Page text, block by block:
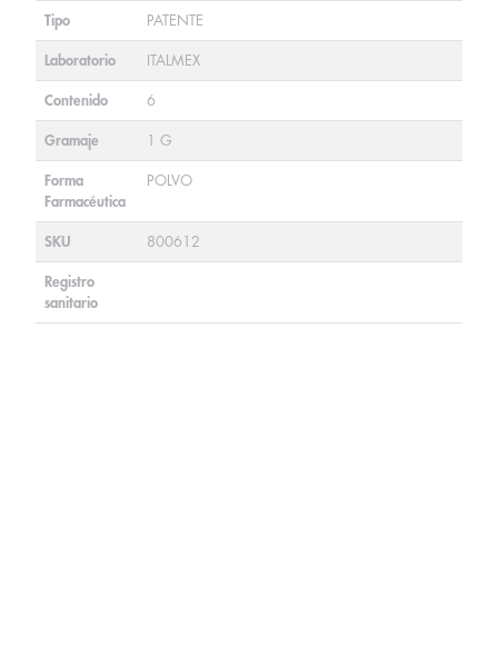
Tipo PATENTE
Laboratorio ITALMEX
Contenido 6
Gramaje 1 G
Forma
Farmacéutica
POLVO
SKU 800612
Registro
sanitario